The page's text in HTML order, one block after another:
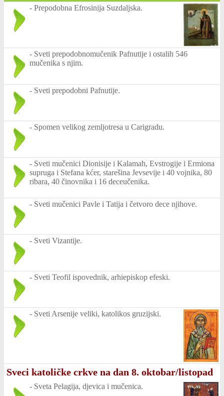
- Prepodobna Efrosinija Suzdaljska.
- Sveti prepodobnomučenik Pafnutije i ostalih 546
mučenika s njim.
- Sveti prepodobni Pafnutije.
- Spomen velikog zemljotresa u Carigradu.
- Sveti mučenici Dionisije i Kalamah, Evstrogije i Ermiona
supruga i Stefana kćer, starešina Jevsevije i 40 vojnika, 80
ribara, 40 činovnika i 16 deceučenika.
- Sveti mučenici Pavle i Tatija i četvoro dece njihove.
- Sveti Vizantije.
- Sveti Teofil ispovednik, arhiepiskop efeski.
- Sveti Arsenije veliki, katolikos gruzijski.
Sveci katoličke crkve na dan 8. oktobar/listopad
- Sveta Pelagija, djevica i mučenica.